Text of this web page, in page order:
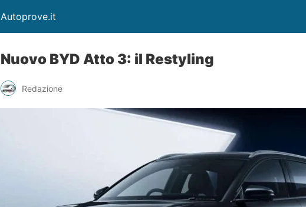
Autoprove.it
Nuovo BYD Atto 3: il Restyling
Redazione